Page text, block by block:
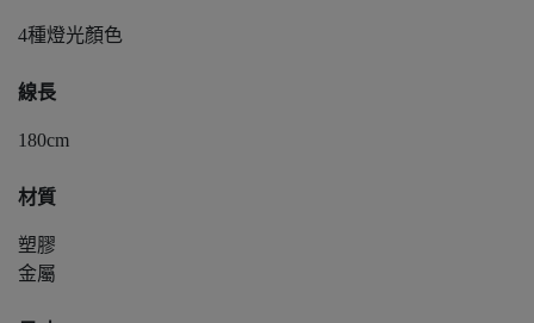
4種燈光顏色
線長
180cm
材質
塑膠
金屬